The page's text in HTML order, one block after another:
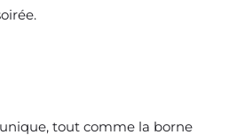
tout comme la borne